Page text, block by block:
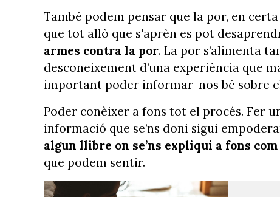
També podem pensar que la por, en
que tot allò que s'aprèn es pot
armes contra la por. La por s’alimenta
desconeixement d’una experiència que
important poder informar-nos bé sobre
Poder conèixer a fons tot el procés. Fer
informació que se’ns doni sigui
algun llibre on se’ns expliqui a fons
que podem sentir.